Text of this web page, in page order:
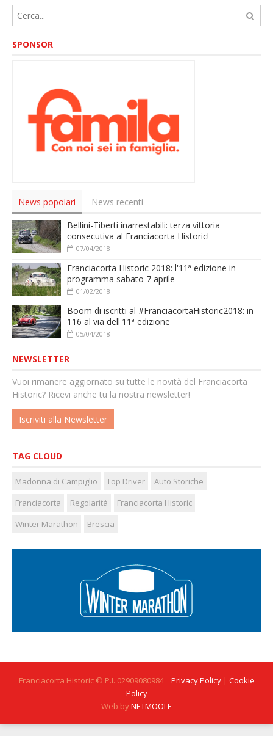
SPONSOR
News popolari
News recenti
Bellini-Tiberti inarrestabili: terza vittoria
consecutiva al Franciacorta Historic!
07/04/2018
Franciacorta Historic 2018: l'11ª edizione in
programma sabato 7 aprile
01/02/2018
Boom di iscritti al #FranciacortaHistoric2018: in
116 al via dell'11ª edizione
05/04/2018
NEWSLETTER
Vuoi rimanere aggiornato su tutte le novità del Franciacorta
Historic? Ricevi anche tu la nostra newsletter!
Iscriviti alla Newsletter
TAG CLOUD
Madonna di Campiglio Top Driver
Auto Storiche
Franciacorta
Regolarità
Franciacorta Historic
Winter Marathon
Brescia
Franciacorta Historic © P.I. 02909080984 Privacy Policy| Cookie
Policy
Web byNETMOOLE